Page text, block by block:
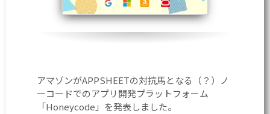
アマゾンがAPPSHEETの対抗馬となる（？）ノ
ーコードでのアプリ開発プラットフォーム
「Honeycode」を発表しました。